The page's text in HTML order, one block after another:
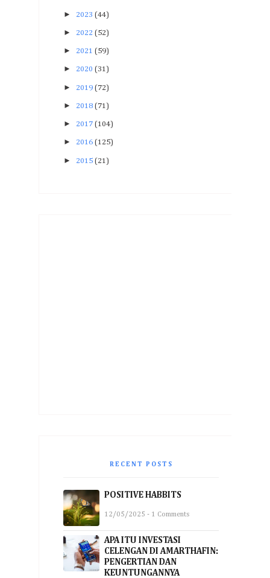
► 2023 (44)
► 2022 (52)
► 2021 (59)
► 2020 (31)
► 2019 (72)
► 2018 (71)
► 2017 (104)
► 2016 (125)
► 2015 (21)
RECENT POSTS
POSITIVE HABBITS
12/05/2025 - 1 Comments
APA ITU INVESTASI
CELENGAN DI AMARTHAFIN:
PENGERTIAN DAN
KEUNTUNGANNYA